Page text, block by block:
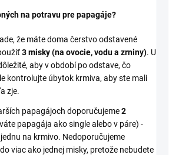
na potravu pre papagáje?
že máte doma čerstvo odstavené
3 misky (na ovocie, vodu a zrniny). U
aby v období po odstave, čo
kontrolujte úbytok krmiva, aby ste mali
zje.
papagájoch doporučujeme2
papagája ako single alebo v páre) -
na krmivo. Nedoporučujeme
viac ako jednej misky, pretože nebudete